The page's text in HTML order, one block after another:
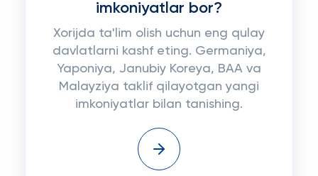
imkoniyatlar bor?
Xorijda ta'lim olish uchun eng qulay
davlatlarni kashf eting. Germaniya,
Yaponiya, Janubiy Koreya, BAA va
Malayziya taklif qilayotgan yangi
imkoniyatlar bilan tanishing.